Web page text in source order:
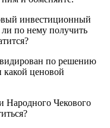
инвестиционный
по нему получить
по решению
какой ценовой
Народного Чекового